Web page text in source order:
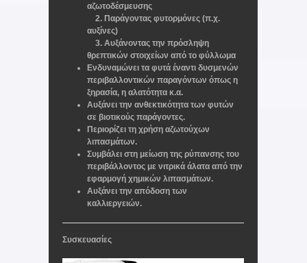
αζωτοδέσμευσης
2. Παράγοντας φυτορμόνες (π.χ.
αυξίνες)
3. Αυξάνοντας την πρόσληψη
θρεπτικών στοιχείων από το φύλλωμα
Ενδυναμώνει τα φυτά έναντι δυσμενών
περιβαλλοντικών παραγόντων όπως η
ξηρασία, η αλατότητα κ.α.
Αυξάνει την ανθεκτικότητα των φυτών
σε βιοτικούς παράγοντες.
Περιορίζει τη χρήση αζωτούχων
λιπασμάτων.
Συμβάλει στη μείωση της ρύπανσης του
περιβάλλοντος με νιτρικά άλατα από την
εφαρμογή χημικών λιπασμάτων.
Αυξάνει την απόδοση των
καλλιεργειών.
Συσκευασίες